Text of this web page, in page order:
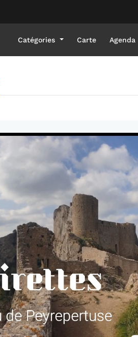
Catégories Carte Agenda